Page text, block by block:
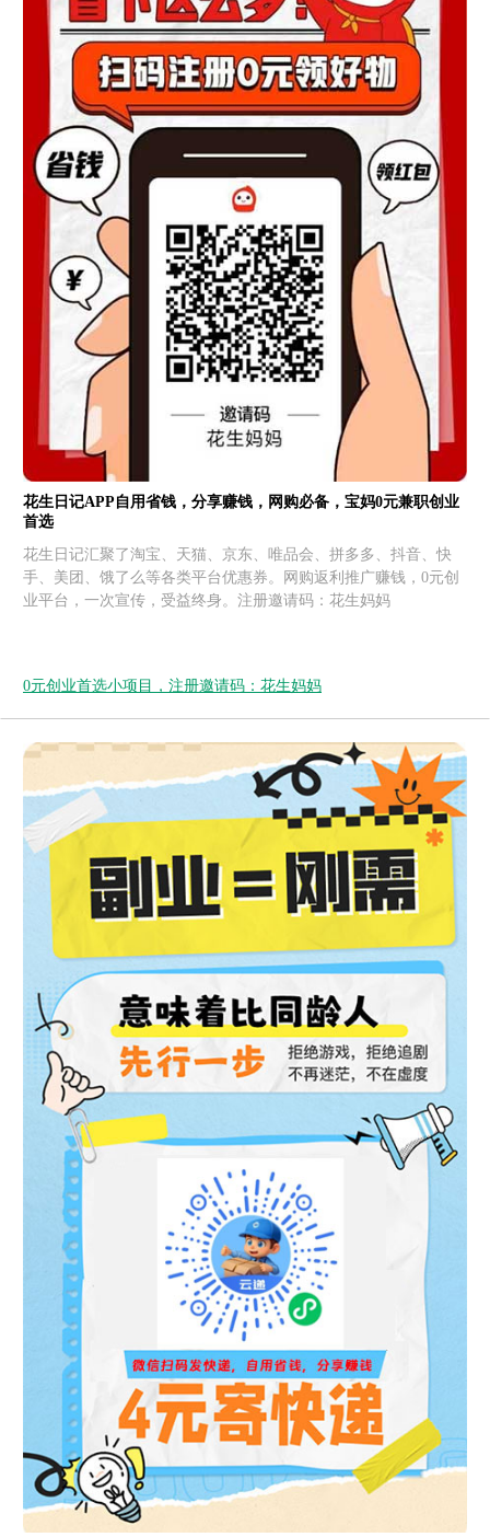
花生日记APP自用省钱，分享赚钱，网购必备，宝妈0元兼职创业
首选
花生日记汇聚了淘宝、天猫、京东、唯品会、拼多多、抖音、快
手、美团、饿了么等各类平台优惠券。网购返利推广赚钱，0元创
业平台，一次宣传，受益终身。注册邀请码：花生妈妈
0元创业首选小项目，注册邀请码：花生妈妈